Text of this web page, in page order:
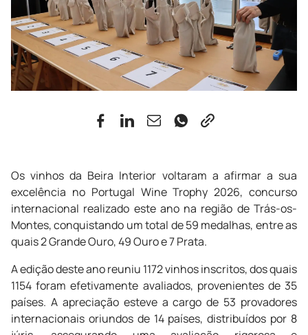
Os vinhos da Beira Interior voltaram a afirmar a sua
excelência no Portugal Wine Trophy 2026, concurso
internacional realizado este ano na região de Trás-os-
Montes, conquistando um total de 59 medalhas, entre as
quais 2 Grande Ouro, 49 Ouro e 7 Prata.
A edição deste ano reuniu 1172 vinhos inscritos, dos quais
1154 foram efetivamente avaliados, provenientes de 35
países. A apreciação esteve a cargo de 53 provadores
internacionais oriundos de 14 países, distribuídos por 8